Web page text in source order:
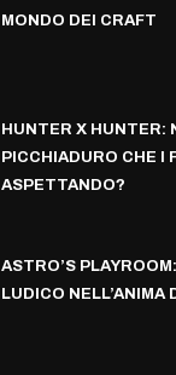
MONDO DEI CRAFT
HUNTER X HUNTER:
PICCHIADURO CHE I
ASPETTANDO?
ASTRO’S
LUDICO NELL’ANIMA